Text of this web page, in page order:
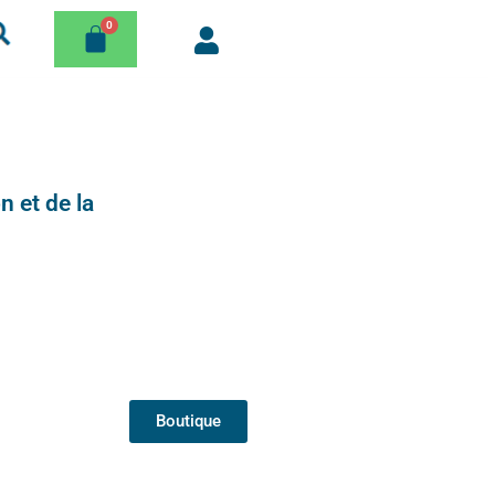
et de la
Boutique